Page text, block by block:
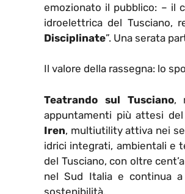
emozionato il pubblico: – il
idroelettrica del Tusciano,
Disciplinate”. Una serata
Il valore della rassegna: lo
Teatrando sul Tusciano,
appuntamenti più attesi
Iren, multiutility attiva nei
idrici integrati, ambientali e
del Tusciano, con oltre
nel Sud Italia e continua a
sostenibilità.